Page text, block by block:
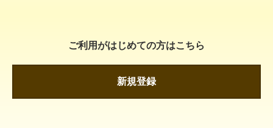
ご利用がはじめての方はこちら
新規登録